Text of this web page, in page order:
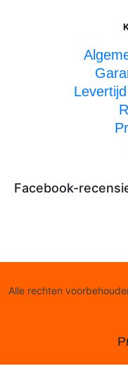
Facebook-
Alle rechten